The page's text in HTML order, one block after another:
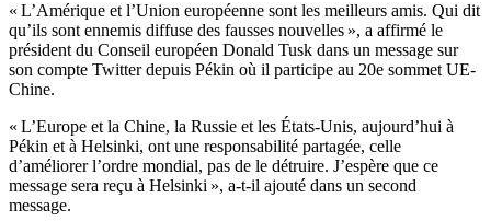
« L’Amérique et l’Union européenne sont les meilleurs amis. Qui dit
qu’ils sont ennemis diffuse des fausses nouvelles », a affirmé le
président du Conseil européen Donald Tusk dans un message sur
son compte Twitter depuis Pékin où il participe au 20e sommet UE-
Chine.
« L’Europe et la Chine, la Russie et les États-Unis, aujourd’hui à
Pékin et à Helsinki, ont une responsabilité partagée, celle
d’améliorer l’ordre mondial, pas de le détruire. J’espère que ce
message sera reçu à Helsinki », a-t-il ajouté dans un second
message.